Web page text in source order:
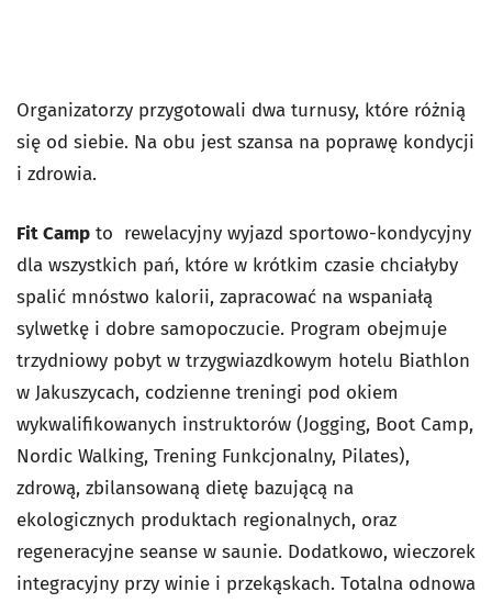
Organizatorzy przygotowali dwa turnusy, które różnią
się od siebie. Na obu jest szansa na poprawę kondycji
i zdrowia.
Fit Camp to rewelacyjny wyjazd sportowo-kondycyjny
dla wszystkich pań, które w krótkim czasie chciałyby
spalić mnóstwo kalorii, zapracować na wspaniałą
sylwetkę i dobre samopoczucie. Program obejmuje
trzydniowy pobyt w trzygwiazdkowym hotelu Biathlon
w Jakuszycach, codzienne treningi pod okiem
wykwalifikowanych instruktorów (Jogging, Boot Camp,
Nordic Walking, Trening Funkcjonalny, Pilates),
zdrową, zbilansowaną dietę bazującą na
ekologicznych produktach regionalnych, oraz
regeneracyjne seanse w saunie. Dodatkowo, wieczorek
integracyjny przy winie i przekąskach. Totalna odnowa